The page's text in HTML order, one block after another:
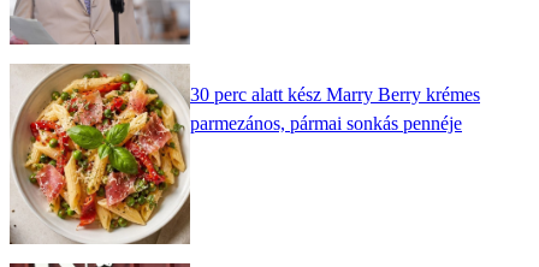
30 perc alatt kész Marry Berry krémes
parmezános, pármai sonkás pennéje